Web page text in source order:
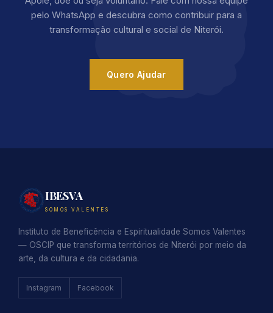
pelo WhatsApp e descubra como contribuir para a
transformação cultural e social de Niterói.
Quero Ajudar
IBESVA
SOMOS VALENTES
Instituto de Beneficência e Espiritualidade Somos Valentes
— OSCIP que transforma territórios de Niterói por meio da
arte, da cultura e da cidadania.
Instagram Facebook